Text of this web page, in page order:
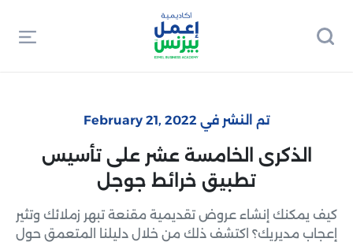
تم النشر في February 21, 2022
الذكرى الخامسة عشر على تأسيس
تطبيق خرائط جوجل
كيف يمكنك إنشاء عروض تقديمية مقنعة تبهر زملائك وتثير
إعجاب مديريك؟ اكتشف ذلك من خلال دليلنا المتعمق حول